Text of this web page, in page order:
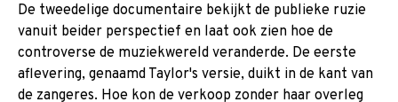
De tweedelige documentaire bekijkt de publieke ruzie
vanuit beider perspectief en laat ook zien hoe de
controverse de muziekwereld veranderde. De eerste
aflevering, genaamd Taylor's versie, duikt in de kant van
de zangeres. Hoe kon de verkoop zonder haar overleg